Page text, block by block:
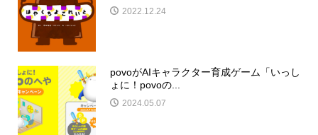
2022.12.24
povoがAIキャラクター育成ゲーム「いっし
ょに！povoの...
2024.05.07